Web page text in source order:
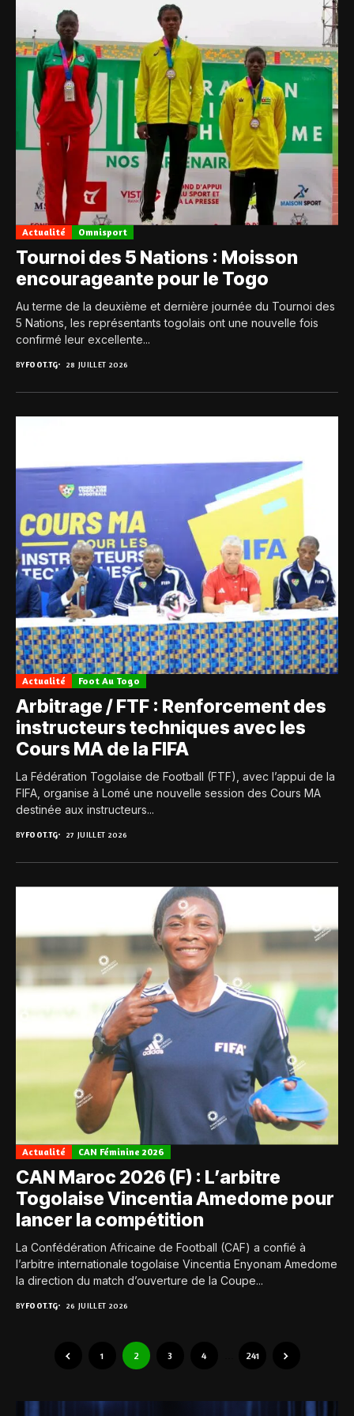
Actualité Omnisport
Tournoi des 5 Nations : Moisson
encourageante pour le Togo
Au terme de la deuxième et dernière journée du Tournoi des
5 Nations, les représentants togolais ont une nouvelle fois
confirmé leur excellente...
BYFOOT.TG 28 JUILLET 2026
Actualité Foot Au Togo
Arbitrage / FTF : Renforcement des
instructeurs techniques avec les
Cours MA de la FIFA
La Fédération Togolaise de Football (FTF), avec l’appui de la
FIFA, organise à Lomé une nouvelle session des Cours MA
destinée aux instructeurs...
BYFOOT.TG 27 JUILLET 2026
Actualité CAN Féminine 2026
CAN Maroc 2026 (F) : L’arbitre
Togolaise Vincentia Amedome pour
lancer la compétition
La Confédération Africaine de Football (CAF) a confié à
l’arbitre internationale togolaise Vincentia Enyonam Amedome
la direction du match d’ouverture de la Coupe...
BYFOOT.TG 26 JUILLET 2026
1 2 3 4 241